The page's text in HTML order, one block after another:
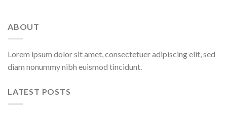
ABOUT
Lorem ipsum dolor sit amet, consectetuer adipiscing elit, sed
diam nonummy nibh euismod tincidunt.
LATEST POSTS